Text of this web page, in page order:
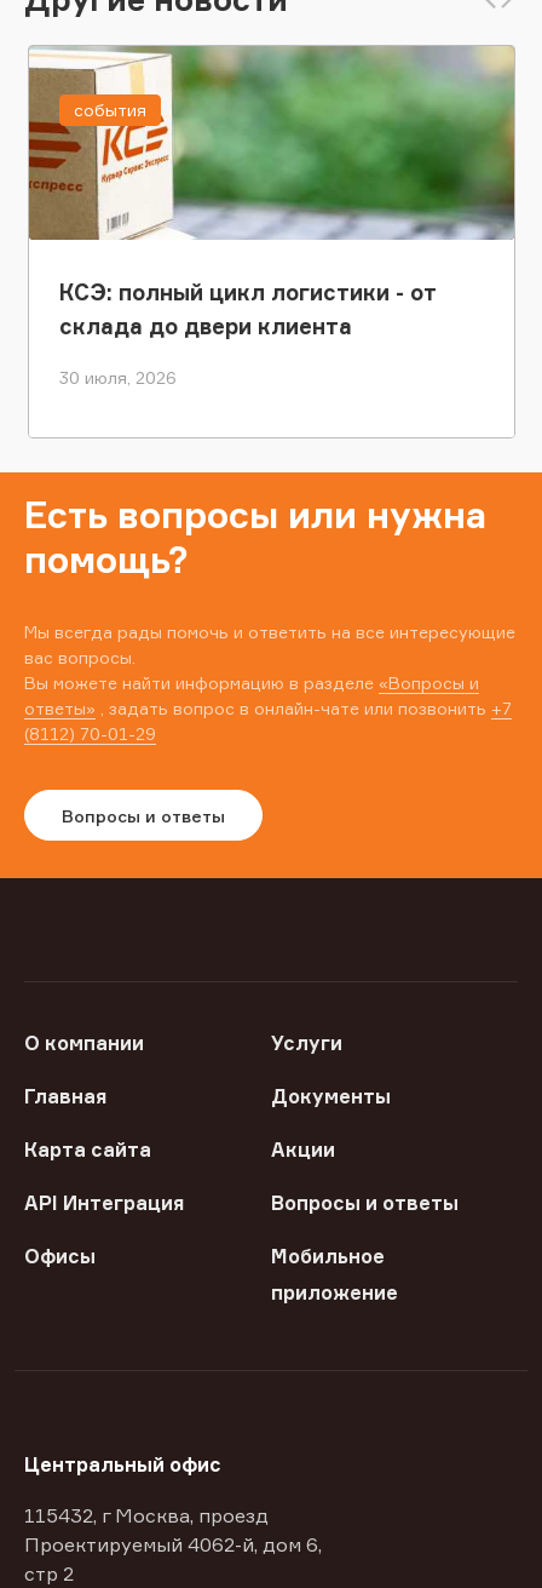
КСЭ: полный цикл логистики - от
склада до двери клиента
30 июля, 2026
события
Есть вопросы или нужна
помощь?
Мы всегда рады помочь и ответить на все интересующие
вас вопросы.
Вы можете найти информацию в разделе «Вопросы и
ответы» , задать вопрос в онлайн-чате или позвонить +7
(8112) 70-01-29
Вопросы и ответы
О компании Услуги
Главная Документы
Карта сайта Акции
API Интеграция Вопросы и ответы
Офисы
Мобильное
приложение
Центральный офис
115432, г Москва, проезд
Проектируемый 4062-й, дом 6,
стр 2